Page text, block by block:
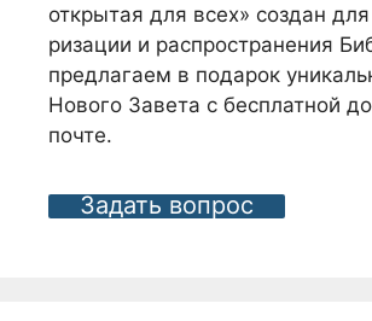
открытая для всех» создан
ризации и распро­странения
предлагаем в подарок
Нового Завета с бес­платной
почте.
Задать вопрос